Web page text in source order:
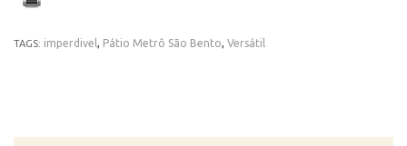
TAGS: imperdivel , Pátio Metrô São Bento, Versátil